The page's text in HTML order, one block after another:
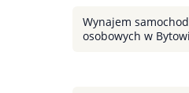
Wynajem
osobowych w